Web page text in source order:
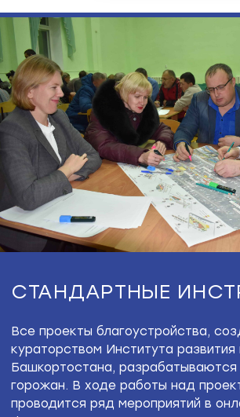
УНИКАЛЬНЫЕ ИНСТРУМЕНТЫ
Фестиваль «Архитектурные следы»
Диалог с жителями села был налажен еще летом
2019 года, когда они стали инициаторами
и соучастниками фестиваля Архследы. Соместно
с архитекторами сельчане посещали
историей Зилаира. Цель фестиваля — привлечь
внимание к проблемам архитектурного
медеплавильного завода.Событие стало
предварительным этапом в работе над проектом
«Преображение Зилаира».